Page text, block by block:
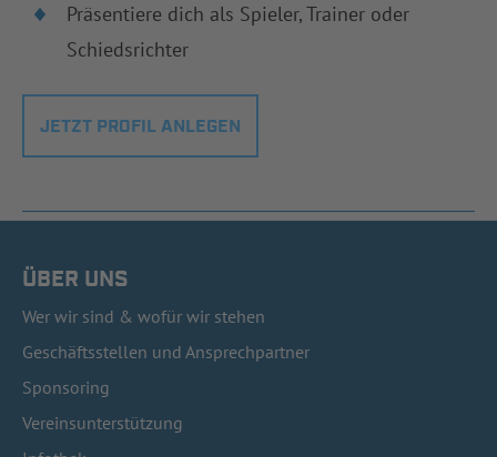
Präsentiere dich als Spieler, Trainer oder
Schiedsrichter
JETZT PROFIL ANLEGEN
ÜBER UNS
Wer wir sind & wofür wir stehen
Geschäftsstellen und Ansprechpartner
Sponsoring
Vereinsunterstützung